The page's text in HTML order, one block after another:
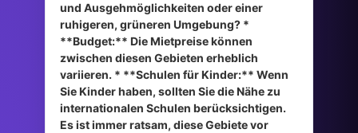
und Ausgehmöglichkeiten oder einer
ruhigeren, grüneren Umgebung? *
**Budget:** Die Mietpreise können
zwischen diesen Gebieten erheblich
variieren. * **Schulen für Kinder:** Wenn
Sie Kinder haben, sollten Sie die Nähe zu
internationalen Schulen berücksichtigen.
Es ist immer ratsam, diese Gebiete vor